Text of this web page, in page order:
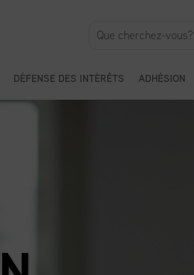
DÉFENSE DES INTÉRÊTS ADHÉSION